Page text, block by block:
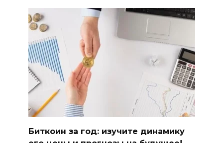
Биткоин за год: изучите динамику